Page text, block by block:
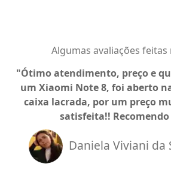
Algumas avaliações feitas
Ótimo atendimento, preço e
um Xiaomi Note 8, foi aberto
caixa lacrada, por um preço
satisfeita!!
Daniela Viviani da